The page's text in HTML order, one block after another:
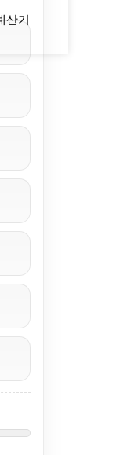
산기